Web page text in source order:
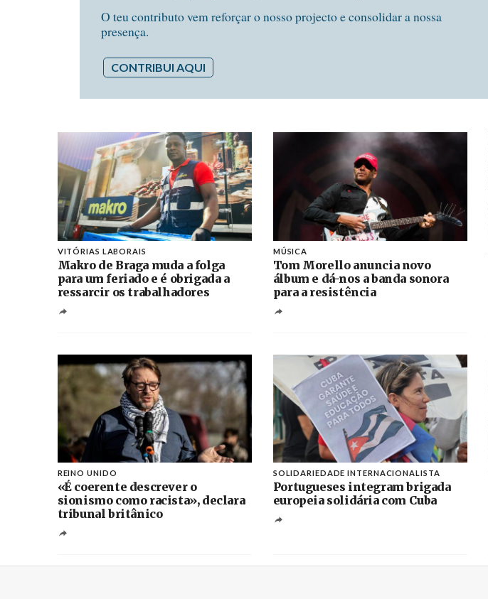
O teu contributo vem reforçar o nosso projecto e consolidar a nossa
presença.
CONTRIBUI AQUI
VITÓRIAS LABORAIS
Makro de Braga muda a folga
para um feriado e é obrigada a
ressarcir os trabalhadores
MÚSICA
Tom Morello anuncia novo
álbum e dá-nos a banda sonora
para a resistência
REINO UNIDO
«É coerente descrever o
sionismo como racista», declara
tribunal britânico
SOLIDARIEDADE INTERNACIONALISTA
Portugueses integram brigada
europeia solidária com Cuba